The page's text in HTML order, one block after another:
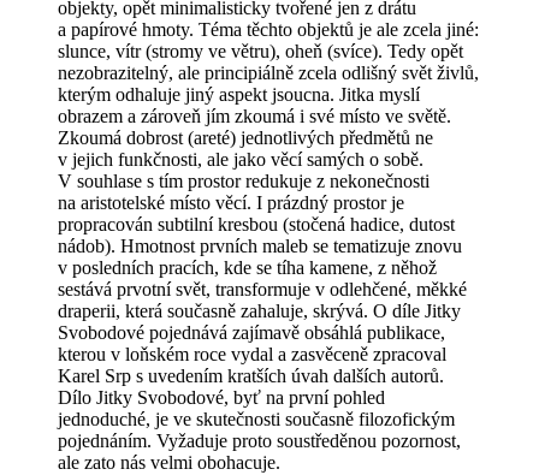
objekty, opět minimalisticky tvořené jen z drátu
a papírové hmoty. Téma těchto objektů je ale zcela jiné:
slunce, vítr (stromy ve větru), oheň (svíce). Tedy opět
nezobrazitelný, ale principiálně zcela odlišný svět živlů,
kterým odhaluje jiný aspekt jsoucna. Jitka myslí
obrazem a zároveň jím zkoumá i své místo ve světě.
Zkoumá dobrost (areté) jednotlivých předmětů ne
v jejich funkčnosti, ale jako věcí samých o sobě.
V souhlase s tím prostor redukuje z nekonečnosti
na aristotelské místo věcí. I prázdný prostor je
propracován subtilní kresbou (stočená hadice, dutost
nádob). Hmotnost prvních maleb se tematizuje znovu
v posledních pracích, kde se tíha kamene, z něhož
sestává prvotní svět, transformuje v odlehčené, měkké
draperii, která současně zahaluje, skrývá. O díle Jitky
Svobodové pojednává zajímavě obsáhlá publikace,
kterou v loňském roce vydal a zasvěceně zpracoval
Karel Srp s uvedením kratších úvah dalších autorů.
Dílo Jitky Svobodové, byť na první pohled
jednoduché, je ve skutečnosti současně filozofickým
pojednáním. Vyžaduje proto soustředěnou pozornost,
ale zato nás velmi obohacuje.